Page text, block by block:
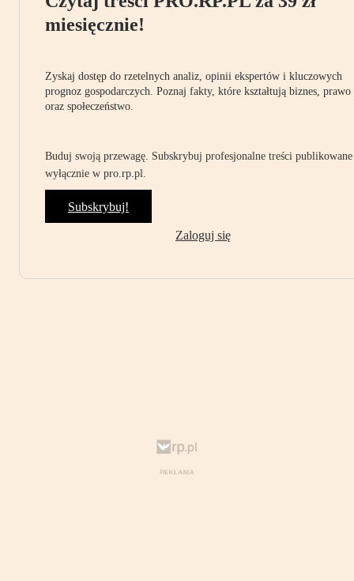
miesięcznie!
Zyskaj dostęp do rzetelnych analiz, opinii ekspertów i kluczowych
prognoz gospodarczych. Poznaj fakty, które kształtują biznes, prawo
oraz społeczeństwo.
Buduj swoją przewagę. Subskrybuj profesjonalne treści publikowane
wyłącznie w pro.rp.pl.
Subskrybuj!
Zaloguj się